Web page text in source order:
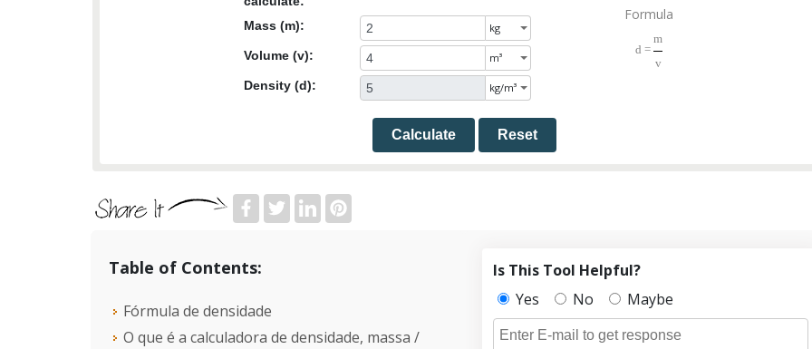
Mass (m):
Volume (v):
Density (d):
Formula
d =
m
v
Calculate Reset
Table of Contents:
Fórmula de densidade
O que é a calculadora de densidade, massa /
Is This Tool Helpful?
Yes
No Maybe